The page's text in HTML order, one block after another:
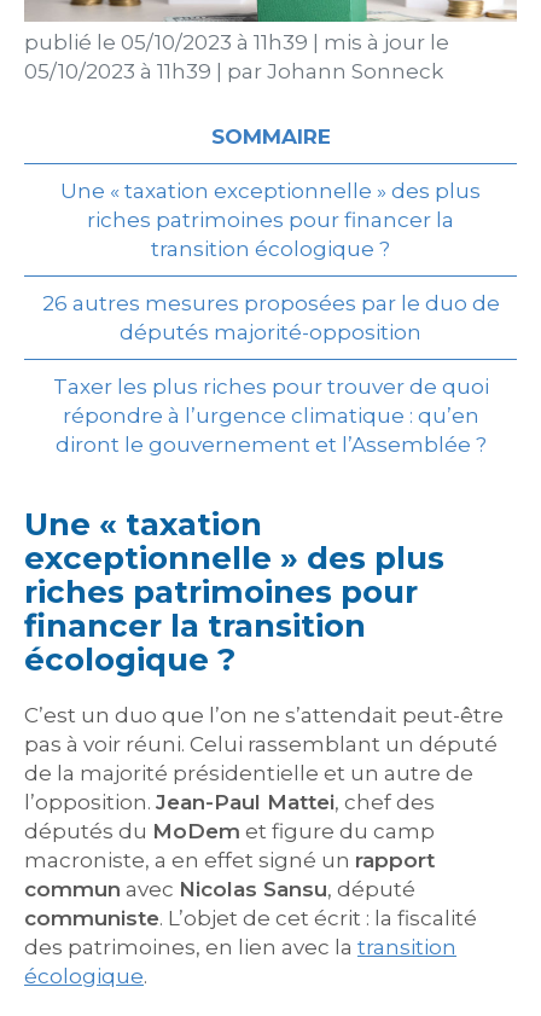
publié le 05/10/2023 à 11h39
mis à jour le
05/10/2023 à 11h39
par Johann Sonneck
SOMMAIRE
Une « taxation exceptionnelle » des plus
riches patrimoines pour financer la
transition écologique ?
26 autres mesures proposées par le duo de
députés majorité-opposition
Taxer les plus riches pour trouver de quoi
répondre à l’urgence climatique : qu’en
diront le gouvernement et l’Assemblée ?
Une « taxation
exceptionnelle » des plus
riches patrimoines pour
financer la transition
écologique ?
C’est un duo que l’on ne s’attendait peut-être
pas à voir réuni. Celui rassemblant un député
de la majorité présidentielle et un autre de
l’opposition. Jean-Paul Mattei, chef des
députés du MoDem et figure du camp
macroniste, a en effet signé un rapport
commun avec Nicolas Sansu, député
communiste. L’objet de cet écrit : la fiscalité
des patrimoines, en lien avec la transition
écologique.